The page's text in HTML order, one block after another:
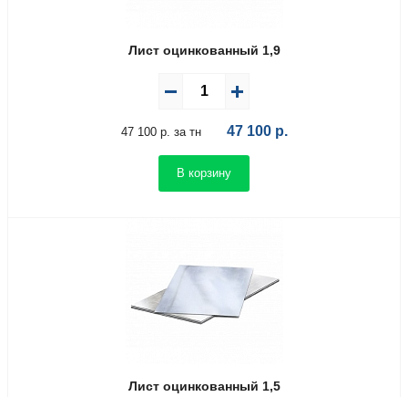
Лист оцинкованный 1,9
47 100 р. за тн 47 100р.
В корзину
Лист оцинкованный 1,5